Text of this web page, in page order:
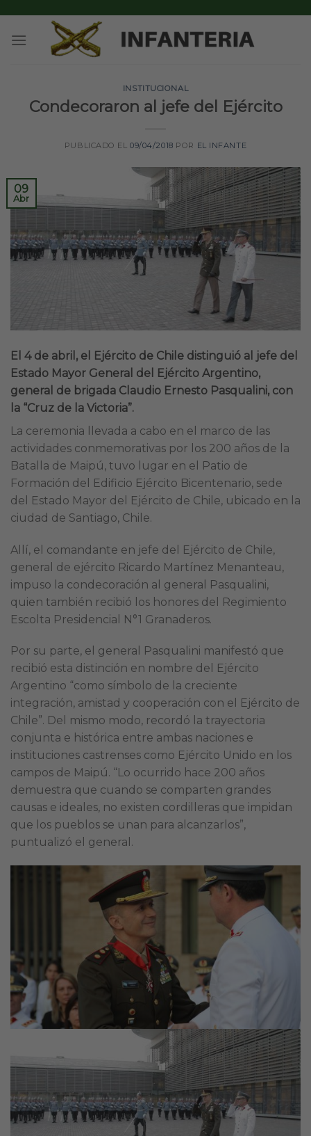
content
INSTITUCIONAL
Condecoraron al jefe del Ejército
PUBLICADO EL09/04/2018 POR EL INFANTE
09
Abr
El 4 de abril, el Ejército de Chile distinguió al jefe del
Estado Mayor General del Ejército Argentino,
general de brigada Claudio Ernesto Pasqualini, con
la “Cruz de la Victoria”.
La ceremonia llevada a cabo en el marco de las
actividades conmemorativas por los 200 años de la
Batalla de Maipú, tuvo lugar en el Patio de
Formación del Edificio Ejército Bicentenario, sede
del Estado Mayor del Ejército de Chile, ubicado en la
ciudad de Santiago, Chile.
Allí, el comandante en jefe del Ejército de Chile,
general de ejército Ricardo Martínez Menanteau,
impuso la condecoración al general Pasqualini,
quien también recibió los honores del Regimiento
Escolta Presidencial N°1 Granaderos.
Por su parte, el general Pasqualini manifestó que
recibió esta distinción en nombre del Ejército
Argentino “como símbolo de la creciente
integración, amistad y cooperación con el Ejército de
Chile”. Del mismo modo, recordó la trayectoria
conjunta e histórica entre ambas naciones e
instituciones castrenses como Ejército Unido en los
campos de Maipú. “Lo ocurrido hace 200 años
demuestra que cuando se comparten grandes
causas e ideales, no existen cordilleras que impidan
que los pueblos se unan para alcanzarlos”,
puntualizó el general.